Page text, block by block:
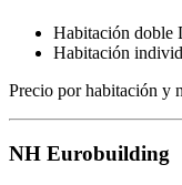
Habitación doble
Habitación
Precio por habitación y
NH Eurobuilding